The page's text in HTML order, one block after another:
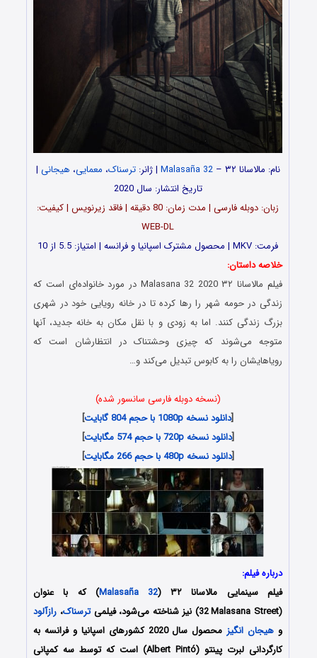
نام: مالاسانا ۳۲ – Malasaña 32 | ژانر:ترسناک، معمایی، هیجانی |
تاریخ انتشار: سال 2020
زبان: دوبله فارسی | مدت زمان: 80 دقیقه | فاقد زیرنویس | کیفیت:
WEB-DL
فرمت: MKV | محصول مشترک اسپانیا و فرانسه | امتیاز: 5.5 از 10
خلاصه داستان:
فیلم مالاسانا ۳۲ Malasana 32 2020 در مورد خانواده‌ای است که
زندگی در حومه شهر را رها کرده تا در خانه رویایی خود در شهری
بزرگ زندگی کنند. اما به زودی و با نقل مکان به خانه جدید، آن‎ها
متوجه می‌شوند که چیزی وحشتناک در انتظارشان است که
رویاهایشان را به کابوس تبدیل می‌کند و…
(نسخه دوبله فارسی سانسور شده)
[دانلود نسخه 1080p با حجم 804 گابایت
]
[دانلود نسخه 720p با حجم 574 مگابایت
]
[دانلود نسخه 480p با حجم 266 مگابایت ]
درباره فیلم:
فیلم سینمایی مالاسانا ۳۲ (
Malasaña 32) که با عنوان
(32
iMalasana Street) نیز شناخته می‌شود، فیلمی ترسناک، رازآلود
وهیجان انگیز
محصول سال 2020 کشورهای اسپانیا و فرانسه به
کارگردانی لبرت پینتو (Albert Pintó) است که توسط سه کمپانی